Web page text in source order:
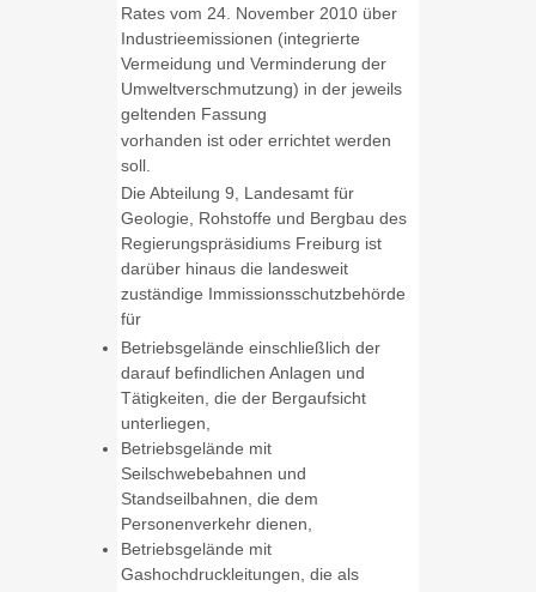
Rates vom 24. November 2010 über
Industrieemissionen (integrierte
Vermeidung und Verminderung der
Umweltverschmutzung) in der jeweils
geltenden Fassung
vorhanden ist oder errichtet werden
soll.
Die Abteilung 9, Landesamt für
Geologie, Rohstoffe und Bergbau des
Regierungspräsidiums Freiburg ist
darüber hinaus die landesweit
zuständige Immissionsschutzbehörde
für
Betriebsgelände einschließlich der
darauf befindlichen Anlagen und
Tätigkeiten, die der Bergaufsicht
unterliegen,
Betriebsgelände mit
Seilschwebebahnen und
Standseilbahnen, die dem
Personenverkehr dienen,
Betriebsgelände mit
Gashochdruckleitungen, die als